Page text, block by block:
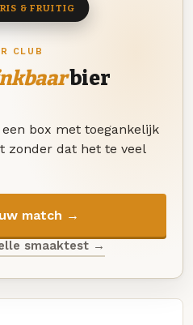
CLUB
bier
box met toegankelijk
zonder dat het te veel
match →
smaaktest →
& FRUITIG